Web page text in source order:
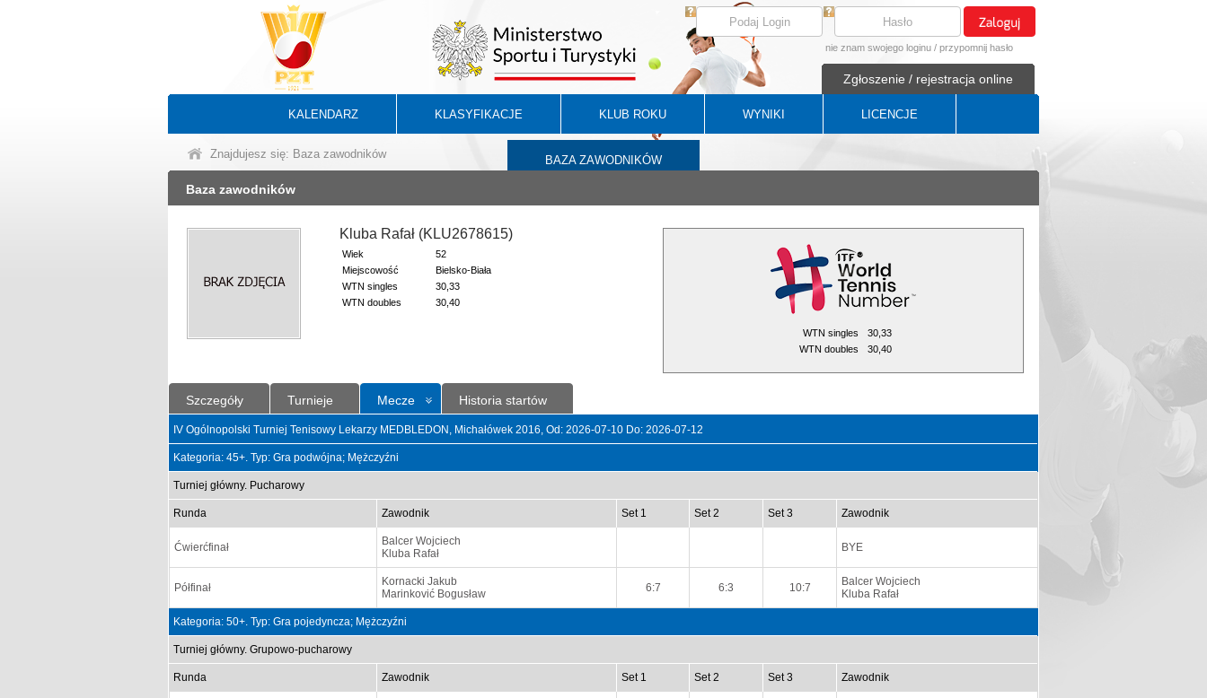
nie znam swojego loginu / przypomnij hasło
Zgłoszenie / rejestracja online
KALENDARZ KLASYFIKACJE KLUB ROKU WYNIKI LICENCJE
BAZA ZAWODNIKÓW
Znajdujesz się: Baza zawodników
Baza zawodników
Kluba Rafał (KLU2678615)
Wiek
52
Miejscowość
Bielsko-Biała
WTN singles
30,33
WTN doubles
30,40
WTN singles
30,33
WTN doubles
30,40
Szczegóły Turnieje Mecze Historia startów
IV Ogólnopolski Turniej Tenisowy Lekarzy MEDBLEDON, Michałówek 2016, Od: 2026-07-10 Do: 2026-07-12
Kategoria: 45+. Typ: Gra podwójna; Mężczyźni
Turniej główny. Pucharowy
Runda Zawodnik Set 1 Set 2 Set 3 Zawodnik
Ćwierćfinał
Balcer Wojciech
Kluba Rafał
BYE
Półfinał
Kornacki Jakub
Marinković Bogusław
6:7 6:3 10:7
Balcer Wojciech
Kluba Rafał
Kategoria: 50+. Typ: Gra pojedyncza; Mężczyźni
Turniej główny. Grupowo-pucharowy
Runda Zawodnik Set 1 Set 2 Set 3 Zawodnik